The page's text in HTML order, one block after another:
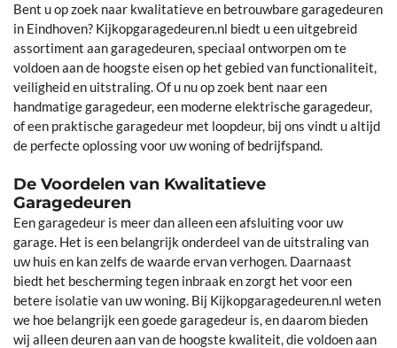
Bent u op zoek naar kwalitatieve en betrouwbare garagedeuren
in Eindhoven? Kijkopgaragedeuren.nl biedt u een uitgebreid
assortiment aan garagedeuren, speciaal ontworpen om te
voldoen aan de hoogste eisen op het gebied van functionaliteit,
veiligheid en uitstraling. Of u nu op zoek bent naar een
handmatige garagedeur, een moderne elektrische garagedeur,
of een praktische garagedeur met loopdeur, bij ons vindt u altijd
de perfecte oplossing voor uw woning of bedrijfspand.
De Voordelen van Kwalitatieve
Garagedeuren
Een garagedeur is meer dan alleen een afsluiting voor uw
garage. Het is een belangrijk onderdeel van de uitstraling van
uw huis en kan zelfs de waarde ervan verhogen. Daarnaast
biedt het bescherming tegen inbraak en zorgt het voor een
betere isolatie van uw woning. Bij Kijkopgaragedeuren.nl weten
we hoe belangrijk een goede garagedeur is, en daarom bieden
wij alleen deuren aan van de hoogste kwaliteit, die voldoen aan